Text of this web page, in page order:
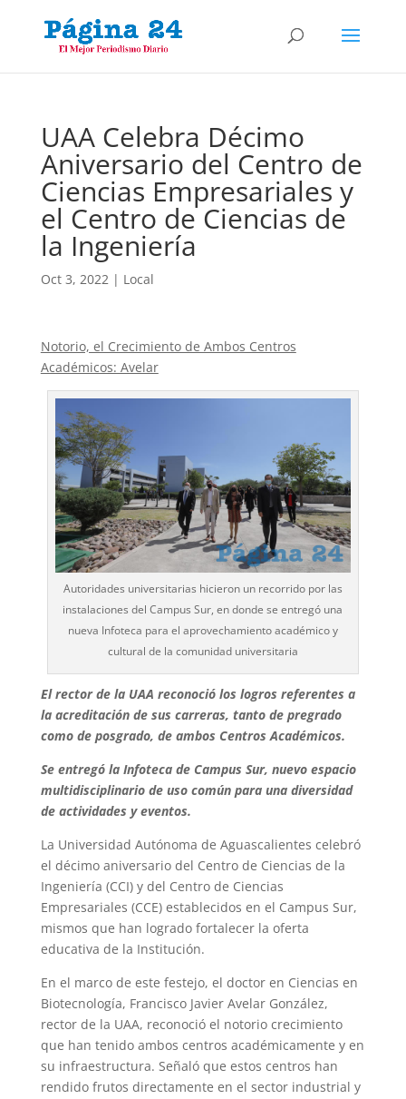
UAA Celebra Décimo
Aniversario del Centro de
Ciencias Empresariales y
el Centro de Ciencias de
la Ingeniería
Oct 3, 2022| Local
Notorio, el Crecimiento de Ambos Centros
Académicos: Avelar
Autoridades universitarias hicieron un recorrido por las
instalaciones del Campus Sur, en donde se entregó una
nueva Infoteca para el aprovechamiento académico y
cultural de la comunidad universitaria
El rector de la UAA reconoció los logros referentes a
la acreditación de sus carreras, tanto de pregrado
como de posgrado, de ambos Centros Académicos.
Se entregó la Infoteca de Campus Sur, nuevo espacio
multidisciplinario de uso común para una diversidad
de actividades y eventos.
La Universidad Autónoma de Aguascalientes celebró
el décimo aniversario del Centro de Ciencias de la
Ingeniería (CCI) y del Centro de Ciencias
Empresariales (CCE) establecidos en el Campus Sur,
mismos que han logrado fortalecer la oferta
educativa de la Institución.
En el marco de este festejo, el doctor en Ciencias en
Biotecnología, Francisco Javier Avelar González,
rector de la UAA, reconoció el notorio crecimiento
que han tenido ambos centros académicamente y en
su infraestructura. Señaló que estos centros han
rendido frutos directamente en el sector industrial y